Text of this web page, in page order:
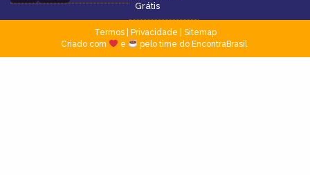
Grátis
Termos| Privacidade
Sitemap
Criado com
e pelo time do EncontraBrasil